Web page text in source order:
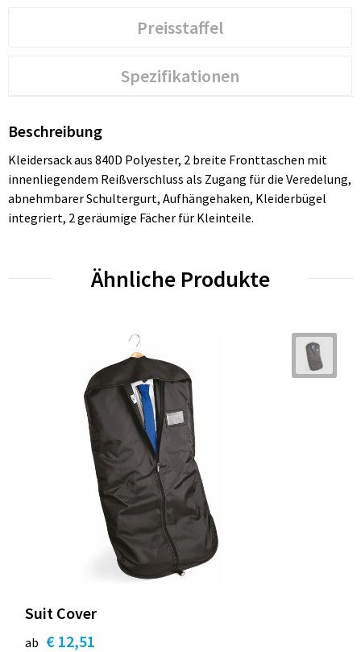
Preisstaffel
Spezifikationen
Beschreibung
Kleidersack aus 840D Polyester, 2 breite Fronttaschen mit
innenliegendem Reißverschluss als Zugang für die Veredelung,
abnehmbarer Schultergurt, Aufhängehaken, Kleiderbügel
integriert, 2 geräumige Fächer für Kleinteile.
Ähnliche Produkte
Suit Cover
ab € 12,51